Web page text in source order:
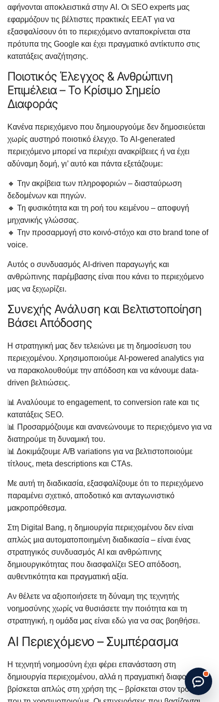
αφήνονται αποκλειστικά στην AI. Οι SEO experts μας
εφαρμόζουν τις βέλτιστες πρακτικές EEAT για να
εξασφαλίσουν ότι το περιεχόμενο ανταποκρίνεται στα
πρότυπα της Google και έχει πραγματικό αντίκτυπο στις
κατατάξεις αναζήτησης.
Ποιοτικός Έλεγχος & Ανθρώπινη
Επιμέλεια – Το Κρίσιμο Σημείο
Διαφοράς
Κανένα περιεχόμενο που δημιουργούμε δεν δημοσιεύεται
χωρίς αυστηρό ποιοτικό έλεγχο. Το AI-generated
περιεχόμενο μπορεί να περιέχει ανακρίβειες ή να έχει
αδύναμη δομή, γι’ αυτό και πάντα εξετάζουμε:
🔸 Την ακρίβεια των πληροφοριών – διασταύρωση
δεδομένων και πηγών.
🔸 Τη φυσικότητα και τη ροή του κειμένου – αποφυγή
μηχανικής γλώσσας.
🔸 Την προσαρμογή στο κοινό-στόχο και στο brand tone of
voice.
Αυτός ο συνδυασμός AI-driven παραγωγής και
ανθρώπινης παρέμβασης είναι που κάνει το περιεχόμενο
μας να ξεχωρίζει.
Συνεχής Ανάλυση και Βελτιστοποίηση
Βάσει Απόδοσης
Η στρατηγική μας δεν τελειώνει με τη δημοσίευση του
περιεχομένου. Χρησιμοποιούμε AI-powered analytics για
να παρακολουθούμε την απόδοση και να κάνουμε data-
driven βελτιώσεις.
📊 Αναλύουμε το engagement, το conversion rate και τις
κατατάξεις SEO.
📊 Προσαρμόζουμε και ανανεώνουμε το περιεχόμενο για να
διατηρούμε τη δυναμική του.
📊 Δοκιμάζουμε A/B variations για να βελτιστοποιούμε
τίτλους, meta descriptions και CTAs.
Με αυτή τη διαδικασία, εξασφαλίζουμε ότι το περιεχόμενο
παραμένει σχετικό, αποδοτικό και ανταγωνιστικό
μακροπρόθεσμα.
Στη Digital Bang, η δημιουργία περιεχομένου δεν είναι
απλώς μια αυτοματοποιημένη διαδικασία – είναι ένας
στρατηγικός συνδυασμός AI και ανθρώπινης
δημιουργικότητας που διασφαλίζει SEO απόδοση,
αυθεντικότητα και πραγματική αξία.
Αν θέλετε να αξιοποιήσετε τη δύναμη της τεχνητής
νοημοσύνης χωρίς να θυσιάσετε την ποιότητα και τη
στρατηγική, η ομάδα μας είναι εδώ για να σας βοηθήσει.
AI Περιεχόμενο – Συμπέρασμα
Η τεχνητή νοημοσύνη έχει φέρει επανάσταση στη
δημιουργία περιεχομένου, αλλά η πραγματική διαφορά δεν
βρίσκεται απλώς στη χρήση της – βρίσκεται στον τρόπο
Answers based on this website
Γεια χαρά! Είμαι ο AI βοηθός του Γιώργου
- πώς θα μπορούσα να σε βοηθήσω
σήμερα;
Start new chat G. Papatheodorou